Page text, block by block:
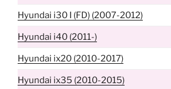
Hyundai i30 I (FD) (2007-2012)
Hyundai i40 (2011-)
Hyundai ix20 (2010-2017)
Hyundai ix35 (2010-2015)